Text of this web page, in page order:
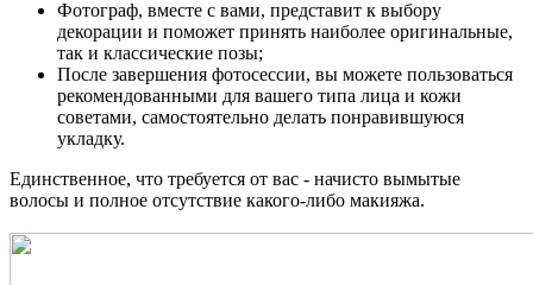
Фотограф, вместе с вами, представит к выбору
декорации и поможет принять наиболее оригинальные,
так и классические позы;
После завершения фотосессии, вы можете пользоваться
рекомендованными для вашего типа лица и кожи
советами, самостоятельно делать понравившуюся
укладку.
Единственное, что требуется от вас - начисто вымытые
волосы и полное отсутствие какого-либо макияжа.